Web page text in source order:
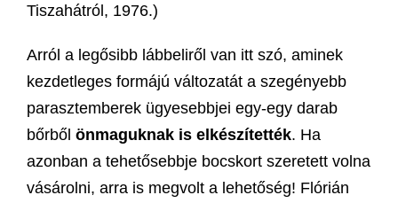
Tiszahátról, 1976.)
Arról a legősibb lábbeliről van itt szó, aminek
kezdetleges formájú változatát a szegényebb
parasztemberek ügyesebbjei egy-egy darab
bőrből önmaguknak is elkészítették. Ha
azonban a tehetősebbje bocskort szeretett volna
vásárolni, arra is megvolt a lehetőség! Flórián